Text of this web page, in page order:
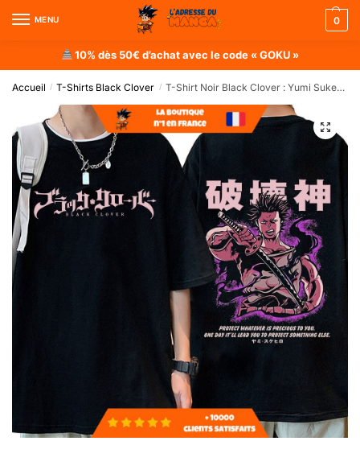
MENU 0
10% dès 50€ d’achat avec le code « GOKU »
Accueil / T-Shirts Black Clover / T-Shirt Noir Black Clover : Yumi Sukehiro